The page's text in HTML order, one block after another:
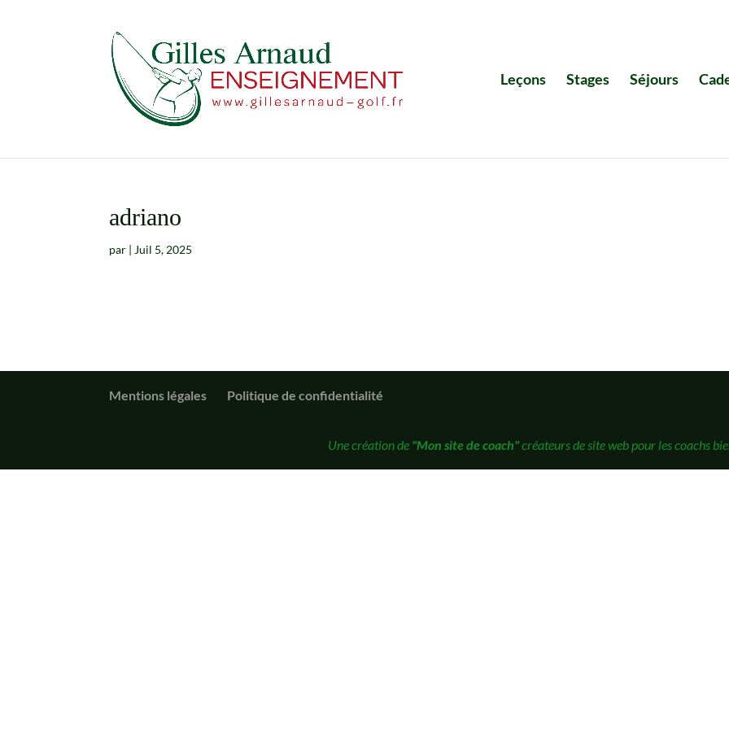
Leçons Stages Séjours
adriano
par | Juil 5, 2025
Mentions légales Politique de confidentialité
Une création de "Mon site de coach"créateurs de site web pour les coachs